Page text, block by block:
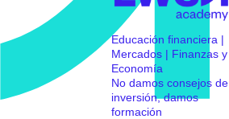
Educación financiera |
Mercados | Finanzas y
Economía
No damos consejos de
inversión, damos
formación